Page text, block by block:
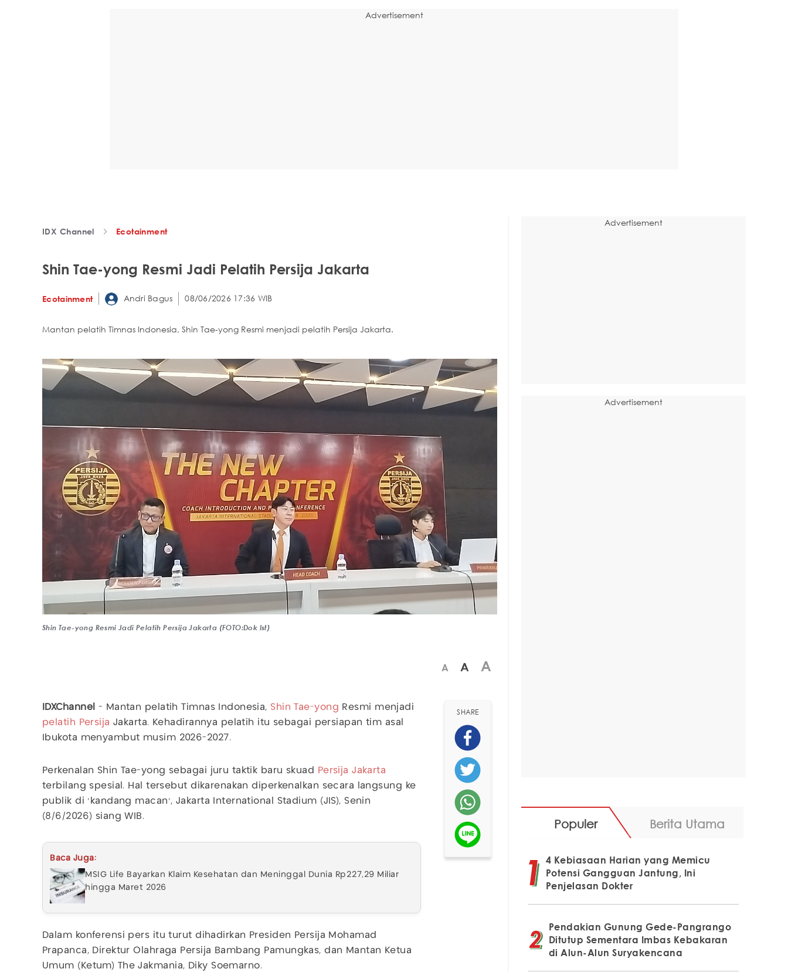
Advertisement
IDX Channel Ecotainment
Shin Tae-yong Resmi Jadi Pelatih Persija Jakarta
Ecotainment Andri Bagus 08/06/2026 17:36 WIB
Mantan pelatih Timnas Indonesia, Shin Tae-yong Resmi menjadi pelatih Persija Jakarta.
Shin Tae-yong Resmi Jadi Pelatih Persija Jakarta (FOTO:Dok Ist)
A A A
IDXChannel - Mantan pelatih Timnas Indonesia, Shin Tae-yong Resmi menjadi
pelatih Persija Jakarta. Kehadirannya pelatih itu sebagai persiapan tim asal
Ibukota menyambut musim 2026-2027.
Perkenalan Shin Tae-yong sebagai juru taktik baru skuad
Persija Jakarta
terbilang spesial. Hal tersebut dikarenakan diperkenalkan secara langsung ke
publik di ‘kandang macan’, Jakarta International Stadium (JIS), Senin
(8/6/2026) siang WIB.
Baca Juga:
MSIG Life Bayarkan Klaim Kesehatan dan Meninggal Dunia Rp227,29 Miliar
hingga Maret 2026
Dalam konferensi pers itu turut dihadirkan Presiden Persija Mohamad
Prapanca, Direktur Olahraga Persija Bambang Pamungkas, dan Mantan Ketua
Umum (Ketum) The Jakmania, Diky Soemarno.
SHARE
Advertisement
Advertisement
Populer Berita Utama
4 Kebiasaan Harian yang Memicu
Potensi Gangguan Jantung, Ini
Penjelasan Dokter
Pendakian Gunung Gede-Pangrango
Ditutup Sementara Imbas Kebakaran
di Alun-Alun Suryakencana